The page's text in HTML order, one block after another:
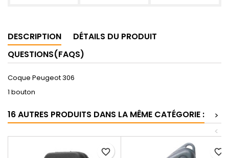
DESCRIPTION
DÉTAILS DU PRODUIT
QUESTIONS(FAQS)
Coque Peugeot 306
1 bouton
16 AUTRES PRODUITS DANS LA MÊME CATÉGORIE :
>
<
favorite_border favorite_border